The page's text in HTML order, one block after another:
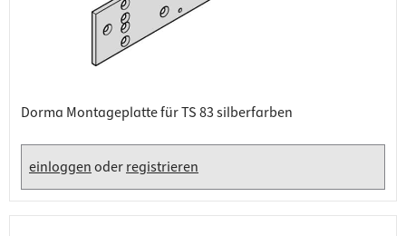
Dorma Montageplatte für TS 83 silberfarben
einloggenoderregistrieren